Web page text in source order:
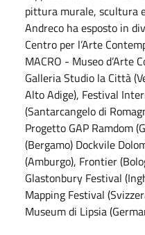
pittura murale, scultura
Andreco ha esposto in
Centro per l’Arte
MACRO - Museo d’Arte
Galleria Studio la Città
Alto Adige), Festival
(Santarcangelo di
Progetto GAP Ramdom
(Bergamo) Dockvile
(Amburgo), Frontier
Glastonbury Festival
Mapping Festival
Museum di Lipsia